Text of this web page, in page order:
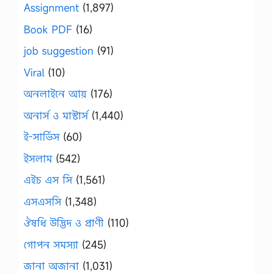
Assignment (1,897)
Book PDF (16)
job suggestion (91)
Viral (10)
অনলাইনে আয় (176)
অনার্স ও মাস্টার্স(1,440)
ই-সার্ভিস(60)
ইসলাম(542)
এইচ এস সি(1,561)
এসএসসি(1,348)
ঔষধি উদ্ভিদ ও প্রাণী (110)
গোপন সমস্যা (245)
জানা অজানা (1,031)